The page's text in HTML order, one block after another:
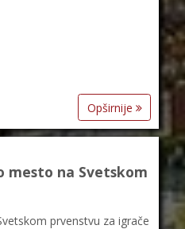
Opširnije
mesto na Svetskom
prvenstvu za igrače